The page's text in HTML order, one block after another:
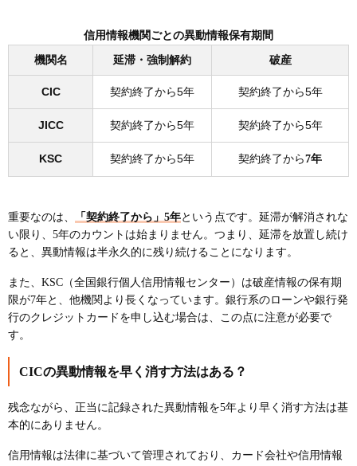
信用情報機関ごとの異動情報保有期間
機関名 延滞・強制解約 破産
CIC 契約終了から5年 契約終了から5年
JICC 契約終了から5年 契約終了から5年
KSC 契約終了から5年 契約終了から7年
重要なのは、 「契約終了から」5年という点です。延滞が解消されな
い限り、5年のカウントは始まりません。つまり、延滞を放置し続け
ると、異動情報は半永久的に残り続けることになります。
また、KSC（全国銀行個人信用情報センター）は破産情報の保有期
限が7年と、他機関より長くなっています。銀行系のローンや銀行発
行のクレジットカードを申し込む場合は、この点に注意が必要で
す。
CICの異動情報を早く消す方法はある？
残念ながら、正当に記録された異動情報を5年より早く消す方法は基
本的にありません。
信用情報は法律に基づいて管理されており、カード会社や信用情報